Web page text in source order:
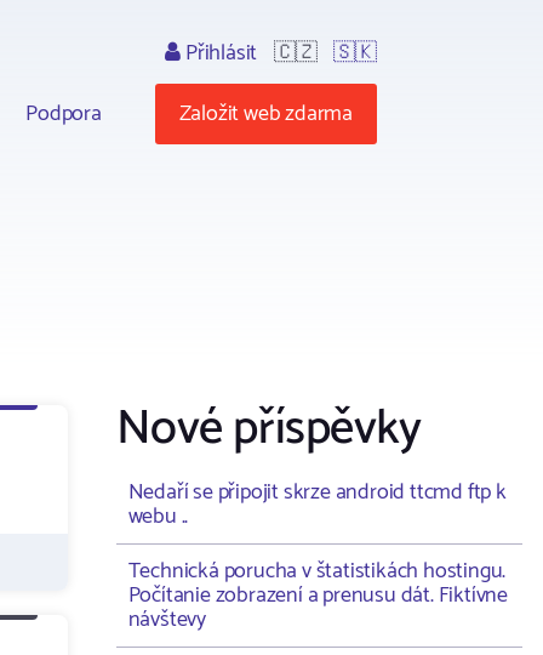
Podpora
Přihlásit 🇨🇿 🇸🇰
Založit web zdarma
Nové příspěvky
Nedaří se připojit skrze android ttcmd ftp k
webu ..
Technická porucha v štatistikách hostingu.
Počítanie zobrazení a prenusu dát. Fiktívne
návštevy